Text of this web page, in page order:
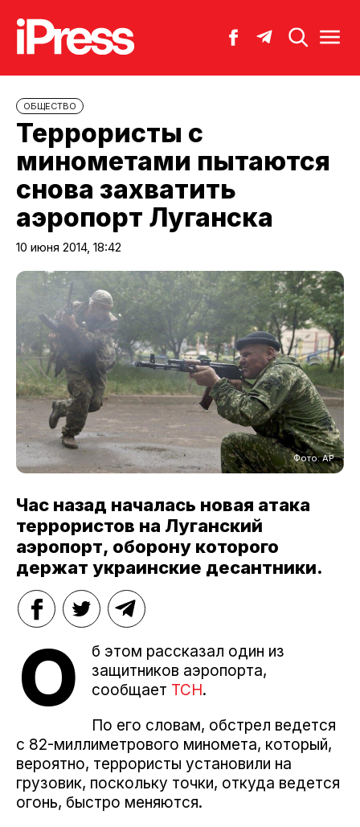
ОБЩЕСТВО
Террористы с
минометами пытаются
снова захватить
аэропорт Луганска
10 июня 2014, 18:42
Фото: АР
Час назад началась новая атака
террористов на Луганский
аэропорт, оборону которого
держат украинские десантники.
О
б этом рассказал один из
защитников аэропорта,
сообщает ТСН.
По его словам, обстрел ведется
с 82-миллиметрового миномета, который,
вероятно, террористы установили на
грузовик, поскольку точки, откуда ведется
огонь, быстро меняются.